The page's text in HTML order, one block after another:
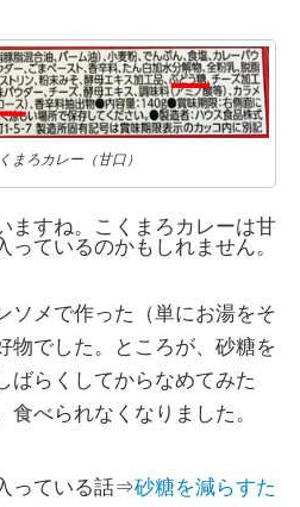
まろカレー（甘口）
ますね。こくまろカレーは甘
ているのかもしれません。
ソメで作った（単にお湯をそ
物でした。ところが、砂糖を
ばらくしてからなめてみた
食べられなくなりました。
っている話⇒砂糖を減らすた